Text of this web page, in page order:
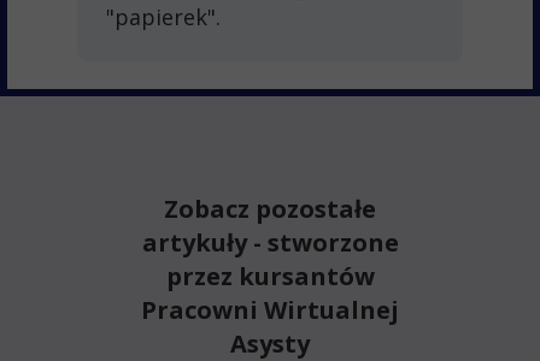
"papierek".
Zobacz pozostałe
artykuły - stworzone
przez kursantów
Pracowni Wirtualnej
Asysty